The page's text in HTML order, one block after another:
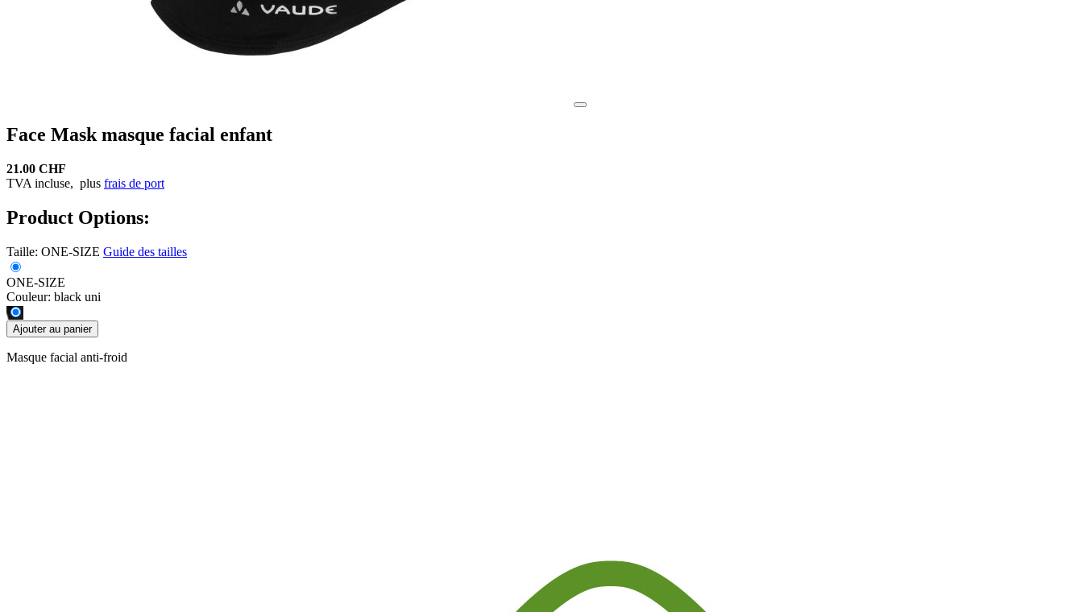
Face Mask masque facial enfant
21.00 CHF
TVA incluse, plus frais de port
Product Options:
Taille: ONE-SIZE Guide des tailles
ONE-SIZE
Couleur: black uni
Ajouter au panier
Masque facial anti-froid